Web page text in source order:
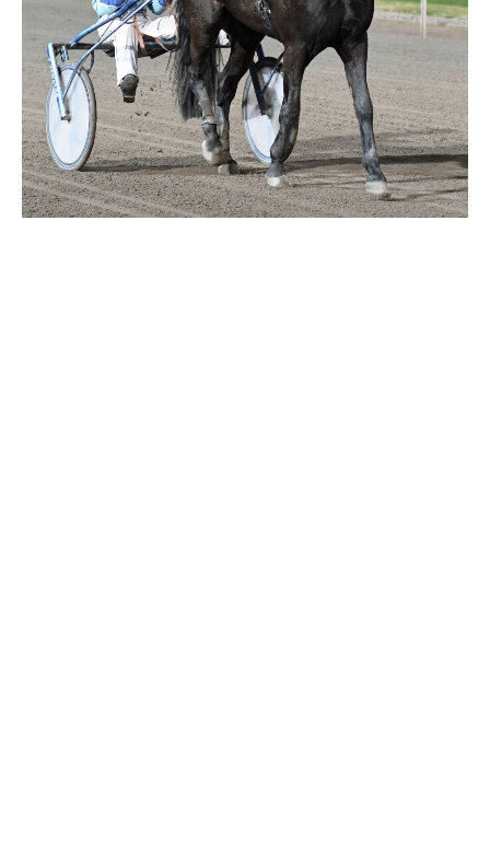
Travkonferens
Exponering & värdskap
Aktiviteter
Hört och hänt
Tävling
Tävlingsserier